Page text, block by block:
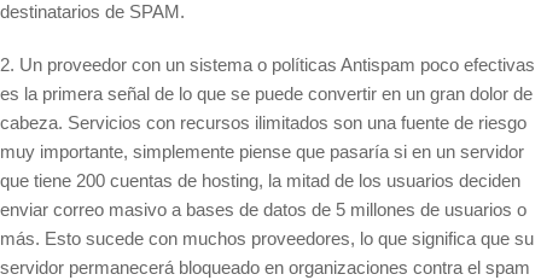
destinatarios de SPAM.
2. Un proveedor con un sistema o políticas Antispam poco efectivas
es la primera señal de lo que se puede convertir en un gran dolor de
cabeza. Servicios con recursos ilimitados son una fuente de riesgo
muy importante, simplemente piense que pasaría si en un servidor
que tiene 200 cuentas de hosting, la mitad de los usuarios deciden
enviar correo masivo a bases de datos de 5 millones de usuarios o
más. Esto sucede con muchos proveedores, lo que significa que su
servidor permanecerá bloqueado en organizaciones contra el spam